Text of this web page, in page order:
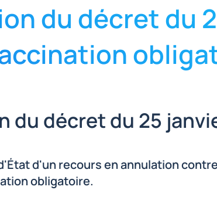
du décret du
du décret du 25
d'un recours en annulation
obligatoire.